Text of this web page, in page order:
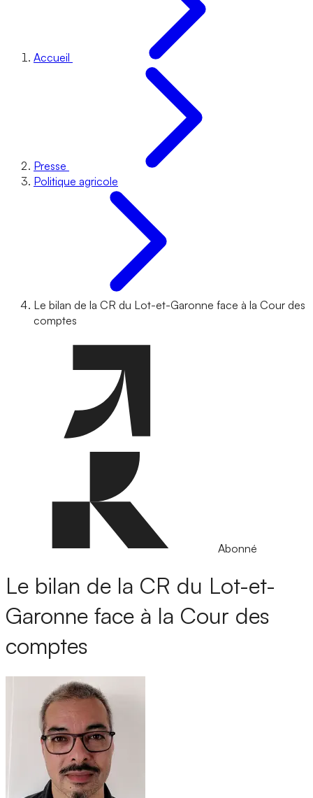
Accueil
Presse
Politique agricole
Le bilan de la CR du Lot-et-Garonne face à la Cour des
comptes
Abonné
Le bilan de la CR du Lot-et-
Garonne face à la Cour des
comptes